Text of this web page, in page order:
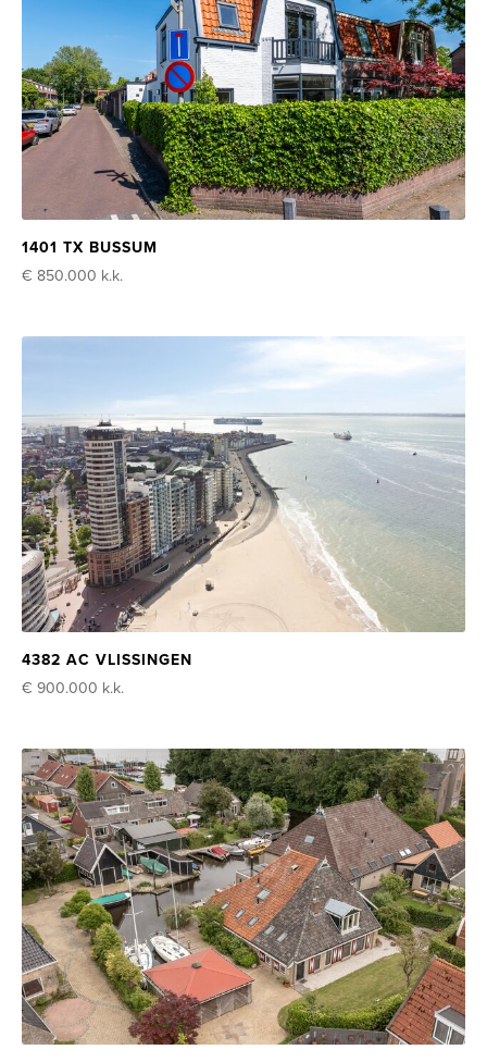
1401 TX BUSSUM
€ 850.000 k.k.
4382 AC VLISSINGEN
€ 900.000 k.k.